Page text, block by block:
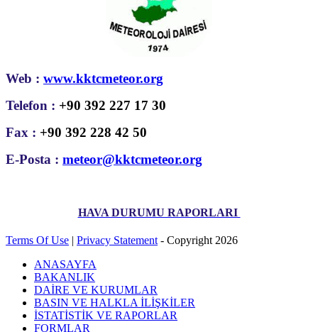
Web : www.kktcmeteor.org
Telefon : +90 392 227 17 30
Fax : +90 392 228 42 50
E-Posta : meteor@kktcmeteor.org
HAVA DURUMU RAPORLARI
Terms Of Use | Privacy Statement- Copyright 2026
ANASAYFA
BAKANLIK
DAİRE VE KURUMLAR
BASIN VE HALKLA İLİŞKİLER
İSTATİSTİK VE RAPORLAR
FORMLAR